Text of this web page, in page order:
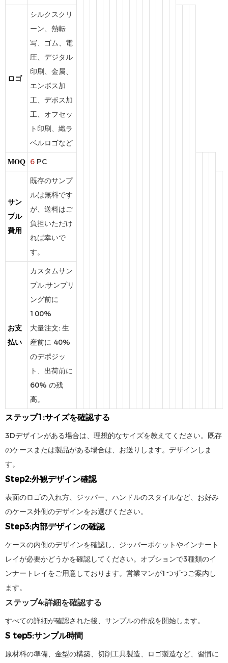
ロゴ
シルクスクリ
ーン、熱転
写、ゴム、電
圧、デジタル
印刷、金属、
エンボス加
工、デボス加
工、オフセッ
ト印刷、織ラ
ベルロゴなど
MOQ 6 PC
サン
プル
費用
既存のサンプ
ルは無料です
が、送料はご
負担いただけ
れば幸いで
す。
お支
払い
カスタムサン
プル:サンプリ
ング前に
100%
大量注文: 生
産前に 40%
のデポジッ
ト、出荷前に
60% の残
高。
ステップ1:サイズを確認する
3Dデザインがある場合は、理想的なサイズを教えてください。既存
のケースまたは製品がある場合は、お送りします。デザインしま
す。
Step2:外観デザイン確認
表面のロゴの入れ方、ジッパー、ハンドルのスタイルなど、お好み
のケース外側のデザインをお選びください。
Step3:内部デザインの確認
ケースの内側のデザインを確認し、ジッパーポケットやインナート
レイが必要かどうかを確認してください。オプションで3種類のイ
ンナートレイをご用意しております。営業マンが1つずつご案内し
ます。
ステップ4:詳細を確認する
すべての詳細が確認された後、サンプルの作成を開始します。
S tep5:サンプル時間
原材料の準備、金型の構築、切削工具製造、ロゴ製造など、習慣に